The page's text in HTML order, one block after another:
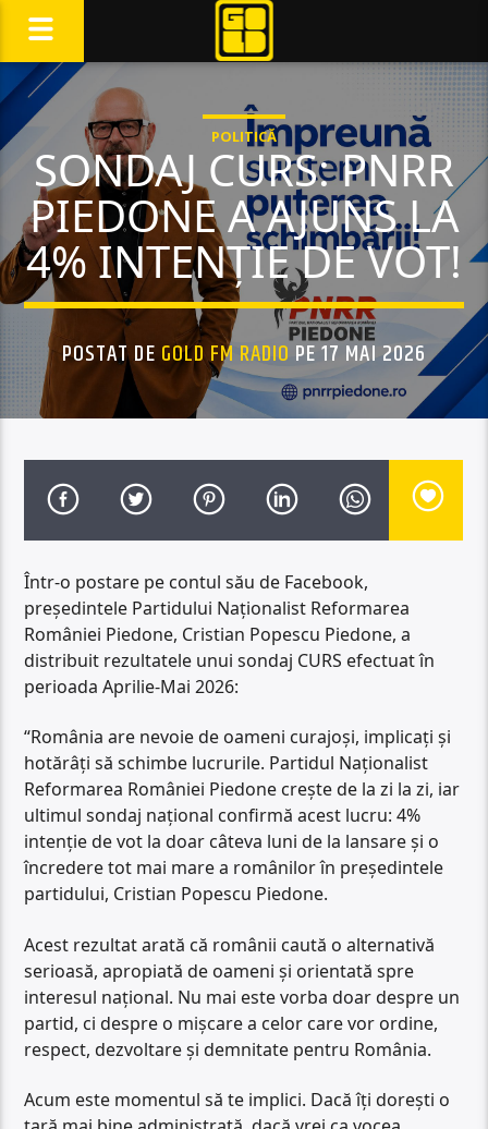
POLITICĂ
SONDAJ CURS: PNRR
PIEDONE A AJUNS LA
4% INTENȚIE DE VOT!
POSTAT DE GOLD FM RADIO PE 17 MAI 2026
Într-o postare pe contul său de Facebook,
președintele Partidului Naționalist Reformarea
României Piedone, Cristian Popescu Piedone, a
distribuit rezultatele unui sondaj CURS efectuat în
perioada Aprilie-Mai 2026:
“România are nevoie de oameni curajoși, implicați și
hotărâți să schimbe lucrurile. Partidul Naționalist
Reformarea României Piedone crește de la zi la zi, iar
ultimul sondaj național confirmă acest lucru: 4%
intenție de vot la doar câteva luni de la lansare și o
încredere tot mai mare a românilor în președintele
partidului, Cristian Popescu Piedone.
Acest rezultat arată că românii caută o alternativă
serioasă, apropiată de oameni și orientată spre
interesul național. Nu mai este vorba doar despre un
partid, ci despre o mișcare a celor care vor ordine,
respect, dezvoltare și demnitate pentru România.
Acum este momentul să te implici. Dacă îți dorești o